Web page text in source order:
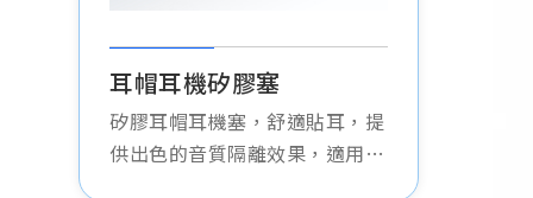
耳帽耳機矽膠塞
矽膠耳帽耳機塞，舒適貼耳，提
供出色的音質隔離效果，適用於